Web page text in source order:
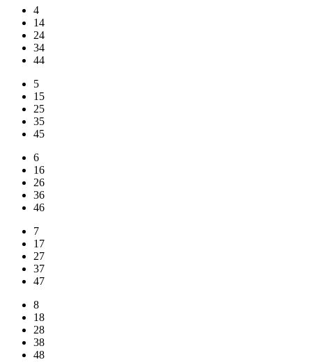
4
14
24
34
44
5
15
25
35
45
6
16
26
36
46
7
17
27
37
47
8
18
28
38
48